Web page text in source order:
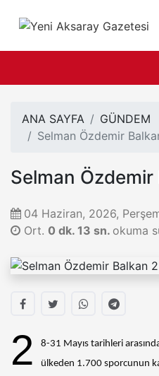
ANA SAYFA
GÜNDEM
Selman Özdemir
Selman Özdemir
04 Haziran, 2026,
Ort. 0 dk. 13 sn. okuma
2
8-31 Mayıs tarihleri
ülkeden 1.700 sporcunun